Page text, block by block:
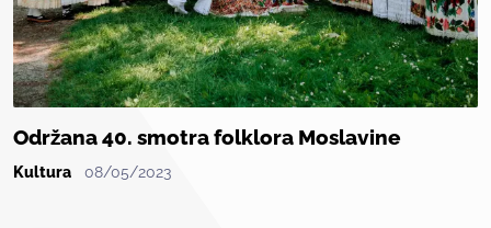
Održana 40. smotra folklora Moslavine
Kultura 08/05/2023